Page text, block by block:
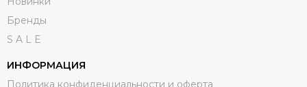
Бренды
S A L E
ИНФОРМАЦИЯ
Политика конфиденциальности и оферта